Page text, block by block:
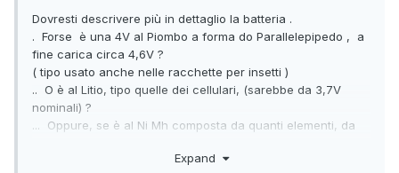
Dovresti descrivere più in dettaglio la batteria .
. Forse è una 4V al Piombo a forma do Parallelepipedo , a
fine carica circa 4,6V ?
( tipo usato anche nelle racchette per insetti )
.. O è al Litio, tipo quelle dei cellulari, (sarebbe da 3,7V
nominali) ?
... Oppure, se è al Ni Mh composta da quanti elementi, da
Magari i Dati relativi e / o una foto possono aiutare .
Expand